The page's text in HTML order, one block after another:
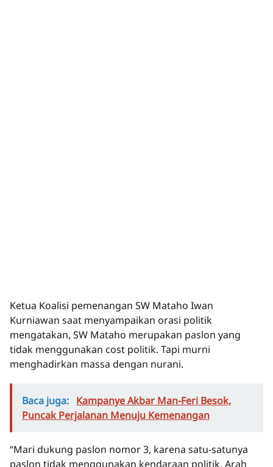
Ketua Koalisi pemenangan SW Mataho Iwan
Kurniawan saat menyampaikan orasi politik
mengatakan, SW Mataho merupakan paslon yang
tidak menggunakan cost politik. Tapi murni
menghadirkan massa dengan nurani.
Baca juga: Kampanye Akbar Man-Feri Besok,
Puncak Perjalanan Menuju Kemenangan
“Mari dukung paslon nomor 3, karena satu-satunya
paslon tidak menggunakan kendaraan politik. Arah